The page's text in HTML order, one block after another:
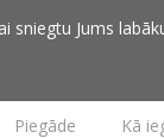
sniegtu Jums
Piegāde Kā